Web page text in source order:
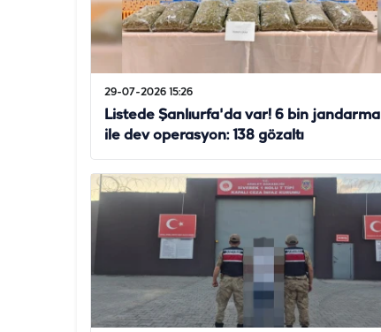
29-07-2026 15:26
Listede Şanlıurfa'da var! 6 bin jandarma
ile dev operasyon: 138 gözaltı